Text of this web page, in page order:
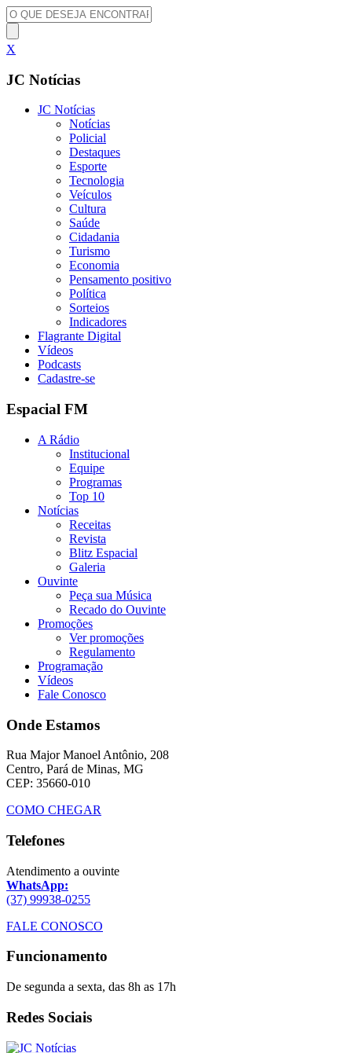
X
JC Notícias
JC Notícias
Notícias
Policial
Destaques
Esporte
Tecnologia
Veículos
Cultura
Saúde
Cidadania
Turismo
Economia
Pensamento positivo
Política
Sorteios
Indicadores
Flagrante Digital
Vídeos
Podcasts
Cadastre-se
Espacial FM
A Rádio
Institucional
Equipe
Programas
Top 10
Notícias
Receitas
Revista
Blitz Espacial
Galeria
Ouvinte
Peça sua Música
Recado do Ouvinte
Promoções
Ver promoções
Regulamento
Programação
Vídeos
Fale Conosco
Onde Estamos
Rua Major Manoel Antônio, 208
Centro, Pará de Minas, MG
CEP: 35660-010
COMO CHEGAR
Telefones
Atendimento a ouvinte
WhatsApp:
(37) 99938-0255
FALE CONOSCO
Funcionamento
De segunda a sexta, das 8h as 17h
Redes Sociais